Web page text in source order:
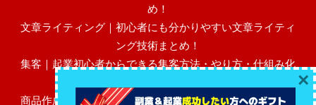
め！
文章ライティング｜初心者にも分かりやすい文章ライティ
ング技術まとめ！
集客｜起業初心者からできる集客方法・やり方・仕組み化
商品作成｜初心者にも分かりやすい売れる高額商品作成・
×